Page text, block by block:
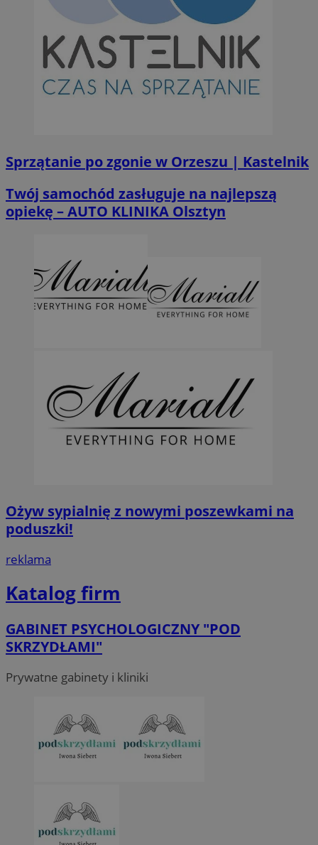
Sprzątanie po zgonie w Orzeszu | Kastelnik
Twój samochód zasługuje na najlepszą
opiekę – AUTO KLINIKA Olsztyn
Ożyw sypialnię z nowymi poszewkami na
poduszki!
reklama
Katalog firm
GABINET PSYCHOLOGICZNY "POD
SKRZYDŁAMI"
Prywatne gabinety i kliniki